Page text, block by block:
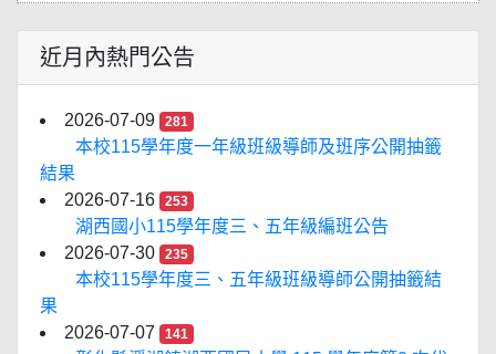
近月內熱門公告
2026-07-09 281
本校115學年度一年級班級導師及班序公開抽籤
結果
2026-07-16
253
湖西國小115學年度三、五年級編班公告
2026-07-30
235
本校115學年度三、五年級班級導師公開抽籤結
果
2026-07-07
141